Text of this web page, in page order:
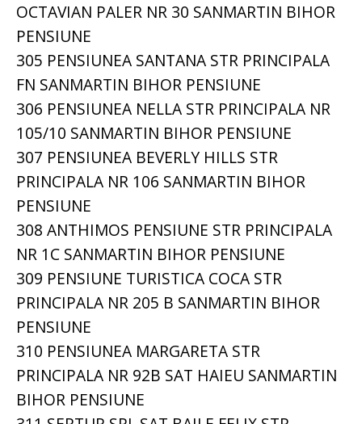
OCTAVIAN PALER NR 30 SANMARTIN BIHOR
PENSIUNE
305 PENSIUNEA SANTANA STR PRINCIPALA
FN SANMARTIN BIHOR PENSIUNE
306 PENSIUNEA NELLA STR PRINCIPALA NR
105/10 SANMARTIN BIHOR PENSIUNE
307 PENSIUNEA BEVERLY HILLS STR
PRINCIPALA NR 106 SANMARTIN BIHOR
PENSIUNE
308 ANTHIMOS PENSIUNE STR PRINCIPALA
NR 1C SANMARTIN BIHOR PENSIUNE
309 PENSIUNE TURISTICA COCA STR
PRINCIPALA NR 205 B SANMARTIN BIHOR
PENSIUNE
310 PENSIUNEA MARGARETA STR
PRINCIPALA NR 92B SAT HAIEU SANMARTIN
BIHOR PENSIUNE